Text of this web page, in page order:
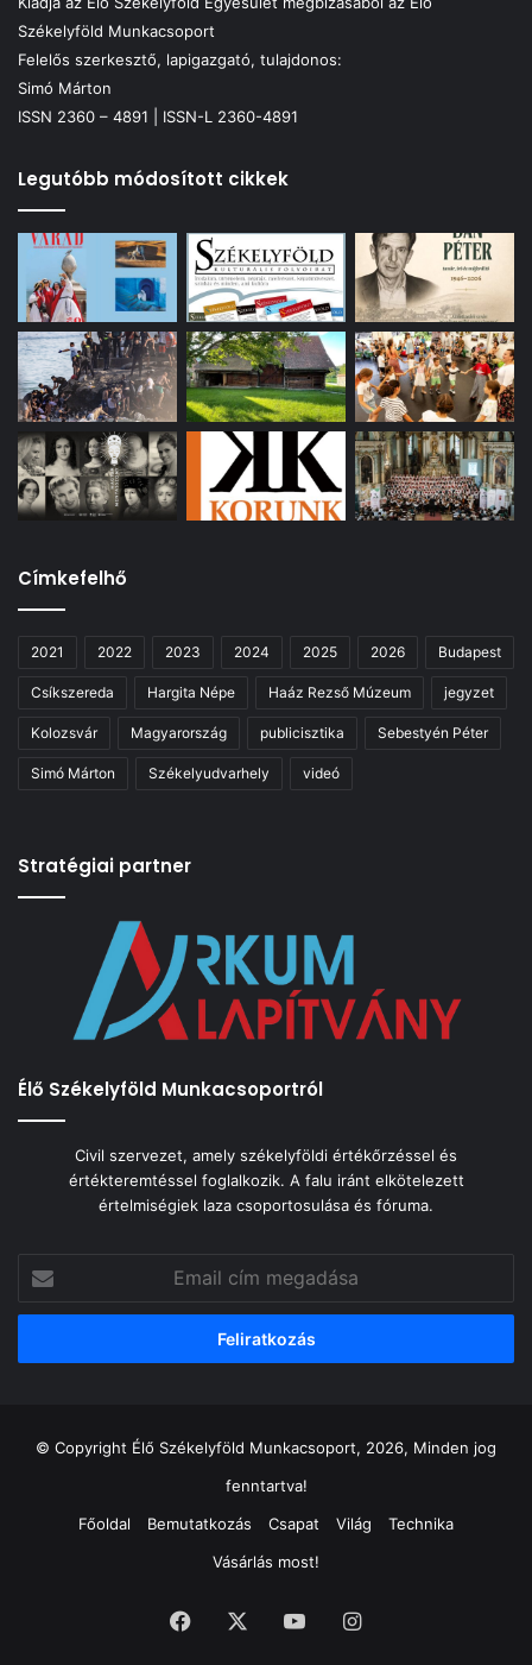
Székelyföld Munkacsoport
Felelős szerkesztő, lapigazgató, tulajdonos:
Simó Márton
ISSN 2360 – 4891 | ISSN-L 2360-4891
Legutóbb módosított cikkek
Címkefelhő
2021 2022 2023 2024 2025 2026 Budapest
Csíkszereda Hargita Népe Haáz Rezső Múzeum jegyzet
Kolozsvár Magyarország publicisztika Sebestyén Péter
Simó Márton Székelyudvarhely videó
Stratégiai partner
Élő Székelyföld Munkacsoportról
Civil szervezet, amely székelyföldi értékőrzéssel és
értékteremtéssel foglalkozik. A falu iránt elkötelezett
értelmiségiek laza csoportosulása és fóruma.
cím
megadása
© Copyright Élő Székelyföld Munkacsoport, 2026, Minden jog
fenntartva!
Főoldal
Bemutatkozás Csapat Világ
Technika
Vásárlás most!
Facebook YouTubeInstagram